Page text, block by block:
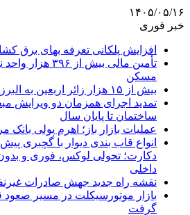
۱۴۰۵/۰۵/۱۶
خبر فوری
افزایش پلکانی تعرفه بهای برق
تأمین مالی بیش
مسکن
بیش از ۱۵ هزار زائر اربعین به البرز بازگشتند
ساختمان تا پایان سال
عملیات بازار باز؛ اهرم پولی بانک
انواع قاب بندی دیوار با گچبری
دکارت؛ تحولی لوکس، فوری و
داخلی
نقشه راه جدید جهش صادرات
بازار موتورسیکلت در مسیر صعود
گرفت